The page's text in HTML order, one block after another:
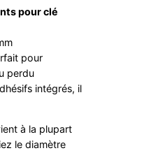
pour clé
pour
perdu
intégrés, il
à la plupart
le diamètre